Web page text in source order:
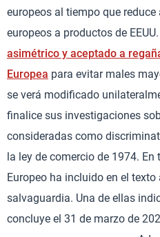
europeos al tiempo que
europeos a productos de EEUU.
asimétrico y aceptado a
Europea para evitar males
se verá modificado
finalice sus investigaciones
consideradas como
la ley de comercio de 1974.
Europeo ha incluido en el
salvaguardia. Una de ellas
concluye el 31 de marzo de